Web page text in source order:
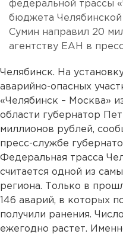
федеральной трассы
бюджета
Сумин направил 20
агентству ЕАН в
Челябинск. На
аварийно-опасных
«Челябинск – Москва»
области губернатор
миллионов рублей,
пресс-службе
Федеральная трасса
считается одной из
региона. Только в
146 аварий, в которых
получили ранения.
ежегодно растет.